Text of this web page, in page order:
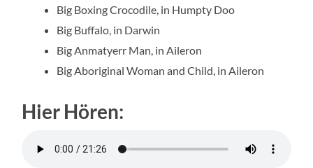
Big Boxing Crocodile, in Humpty Doo
Big Buffalo, in Darwin
Big Anmatyerr Man, in Aileron
Big Aboriginal Woman and Child, in Aileron
Hier Hören: